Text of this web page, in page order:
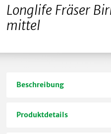
Longlife Fräser
mittel
Beschreibung
Produktdetails